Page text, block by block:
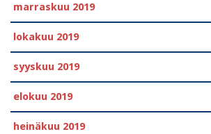
marraskuu 2019
lokakuu 2019
syyskuu 2019
elokuu 2019
heinäkuu 2019